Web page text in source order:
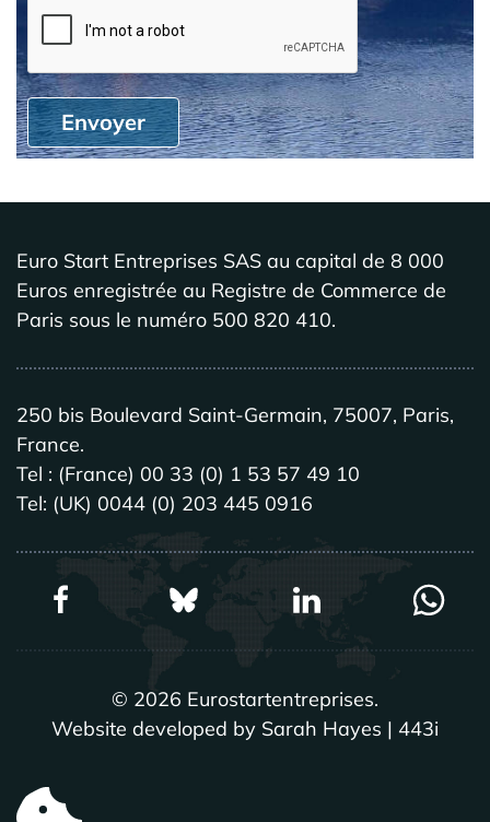
Envoyer
Euro Start Entreprises SAS au capital de 8 000
Euros enregistrée au Registre de Commerce de
Paris sous le numéro 500 820 410.
250 bis Boulevard Saint-Germain, 75007, Paris,
France.
Tel : (France) 00 33 (0) 1 53 57 49 10
Tel: (UK) 0044 (0) 203 445 0916
© 2026 Eurostartentreprises.
Website developed by Sarah Hayes | 443i